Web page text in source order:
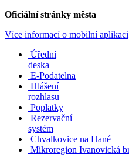
Oficiální stránky města
Více informací o mobilní aplikaci
Úřední
deska
E-Podatelna
Hlášení
rozhlasu
Poplatky
Rezervační
systém
Chvalkovice na Hané
Mikroregion Ivanovická